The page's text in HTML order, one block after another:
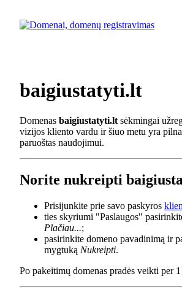
baigiustatyti.lt
Domenas baigiustatyti.lt sėkmingai
vizijos kliento vardu ir šiuo metu yra
paruoštas naudojimui.
Norite nukreipti
Prisijunkite prie savo paskyros
ties skyriumi "Paslaugos"
Plačiau...;
pasirinkite domeno pavadinimą ir
mygtuką Nukreipti.
Po pakeitimų domenas pradės veikti per